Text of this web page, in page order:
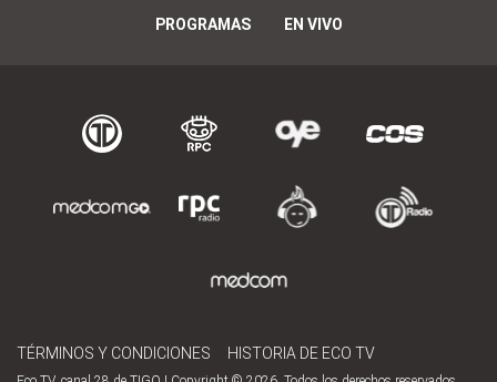
PROGRAMAS EN VIVO
TÉRMINOS Y CONDICIONES HISTORIA DE ECO TV